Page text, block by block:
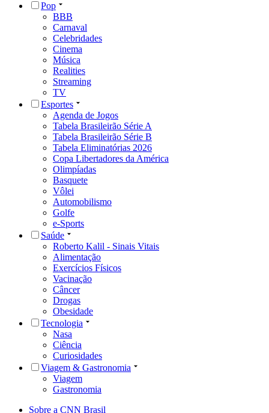
Pop
BBB
Carnaval
Celebridades
Cinema
Música
Realities
Streaming
TV
Esportes
Agenda de Jogos
Tabela Brasileirão Série A
Tabela Brasileirão Série B
Tabela Eliminatórias 2026
Copa Libertadores da América
Olimpíadas
Basquete
Vôlei
Automobilismo
Golfe
e-Sports
Saúde
Roberto Kalil - Sinais Vitais
Alimentação
Exercícios Físicos
Vacinação
Câncer
Drogas
Obesidade
Tecnologia
Nasa
Ciência
Curiosidades
Viagem & Gastronomia
Viagem
Gastronomia
Sobre a CNN Brasil